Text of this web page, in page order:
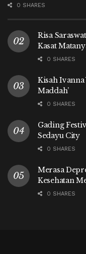
0 SHARES
Risa
Kasat
0 SHARES
Kisah
Maddah’
0 SHARES
Gading
Sedayu City
0 SHARES
Merasa
Kesehatan
0 SHARES